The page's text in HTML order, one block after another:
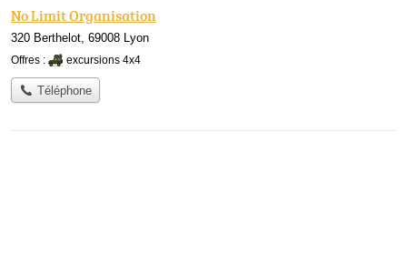
No Limit Organisation
320 Berthelot, 69008 Lyon
Offres : excursions 4x4
Téléphone